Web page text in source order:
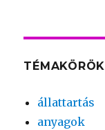
TÉMAKÖRÖK
állattartás
anyagok